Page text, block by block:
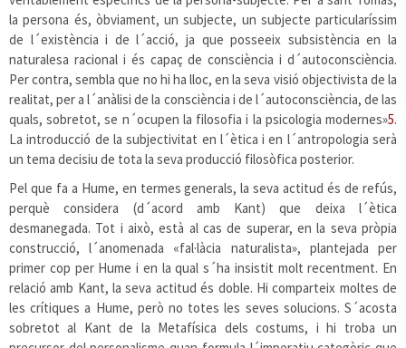
la persona és, òbviament, un subjecte, un subjecte particularíssim
de l´existència i de l´acció, ja que posseeix subsistència en la
naturalesa racional i és capaç de consciència i d´autoconsciència.
Per contra, sembla que no hi ha lloc, en la seva visió objectivista de la
realitat, per a l´anàlisi de la consciència i de l´autoconsciència, de las
quals, sobretot, se n´ocupen la filosofia i la psicologia modernes»5.
La introducció de la subjectivitat en l´ètica i en l´antropologia serà
un tema decisiu de tota la seva producció filosòfica posterior.
Pel que fa a Hume, en termes generals, la seva actitud és de refús,
perquè considera (d´acord amb Kant) que deixa l´ètica
desmanegada. Tot i això, està al cas de superar, en la seva pròpia
construcció, l´anomenada «fal·làcia naturalista», plantejada per
primer cop per Hume i en la qual s´ha insistit molt recentment. En
relació amb Kant, la seva actitud és doble. Hi comparteix moltes de
les crítiques a Hume, però no totes les seves solucions. S´acosta
sobretot al Kant de la Metafísica dels costums, i hi troba un